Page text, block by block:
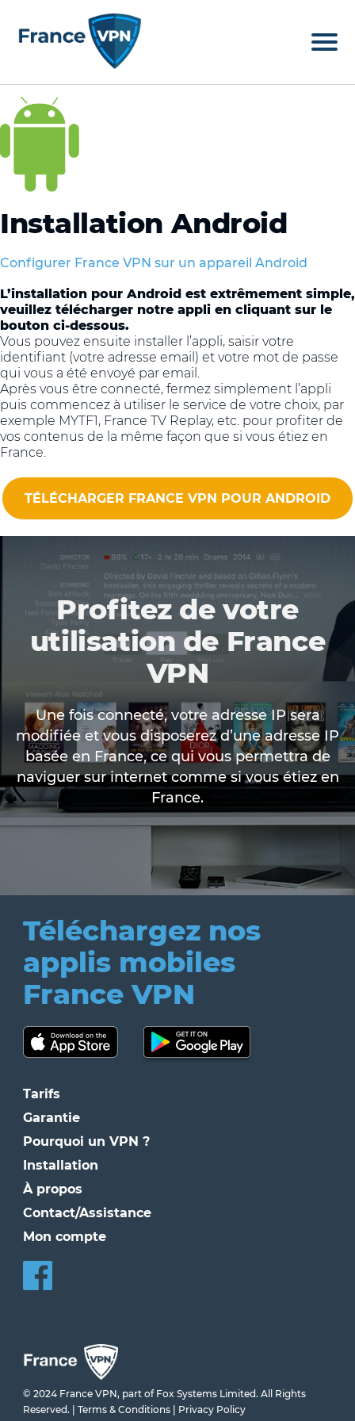
Installation Android
Configurer France VPN sur un appareil Android
L’installation pour Android est extrêmement simple,
veuillez télécharger notre appli en cliquant sur le
bouton ci-dessous.
Vous pouvez ensuite installer l’appli, saisir votre
identifiant (votre adresse email) et votre mot de passe
qui vous a été envoyé par email.
Après vous être connecté, fermez simplement l’appli
puis commencez à utiliser le service de votre choix, par
exemple MYTF1, France TV Replay, etc. pour profiter de
vos contenus de la même façon que si vous étiez en
France.
TÉLÉCHARGER FRANCE VPN POUR ANDROID
Profitez de votre
utilisation de France
VPN
Une fois connecté, votre adresse IP sera
modifiée et vous disposerez d’une adresse IP
basée en France, ce qui vous permettra de
naviguer sur internet comme si vous étiez en
France.
Téléchargez nos
applis mobiles
France VPN
Tarifs
Garantie
Pourquoi un VPN ?
Installation
À propos
Contact/Assistance
Mon compte
© 2024 France VPN, part of Fox Systems Limited. All Rights
Reserved. | Terms & Conditions | Privacy Policy